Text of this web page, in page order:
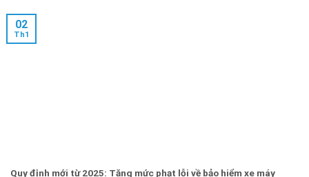
Quy định mới từ 2025: Tăng mức phạt lỗi về bảo hiểm xe máy
02
Th1